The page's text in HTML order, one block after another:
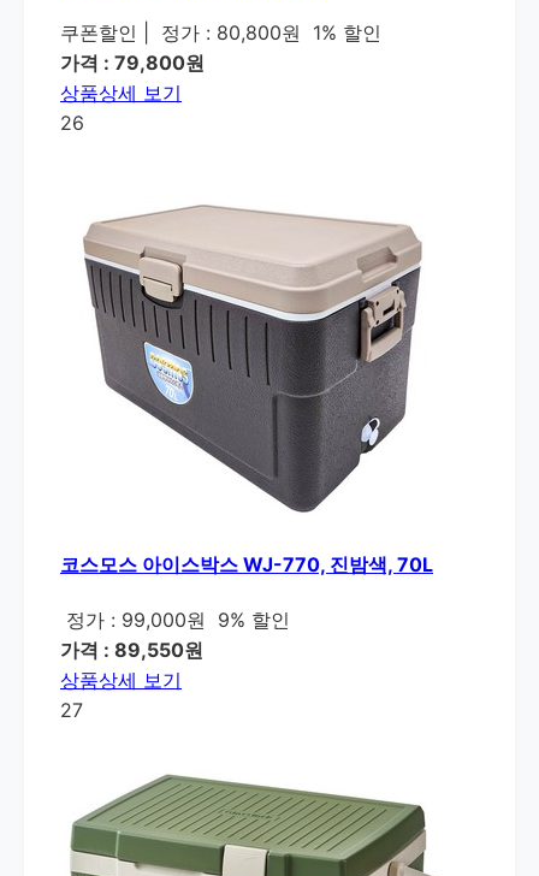
쿠폰할인 정가 : 80,800원
1% 할인
가격 : 79,800원
상품상세 보기
26
코스모스 아이스박스 WJ-770, 진밤색, 70L
정가 : 99,000원
9% 할인
가격 : 89,550원
상품상세 보기
27